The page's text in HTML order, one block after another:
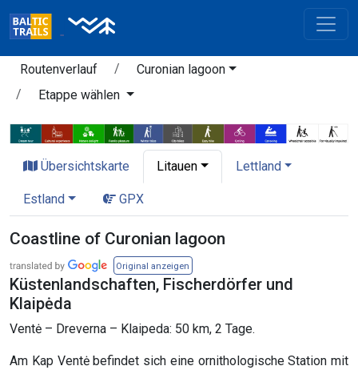
Routenverlauf
Curonian lagoon
Etappe wählen
Übersichtskarte Litauen Lettland
Estland GPX
Coastline of Curonian lagoon
Original anzeigen
Küstenlandschaften, Fischerdörfer und
Klaipėda
Ventė – Dreverna – Klaipeda: 50 km, 2 Tage.
Am Kap Ventė befindet sich eine ornithologische Station mit